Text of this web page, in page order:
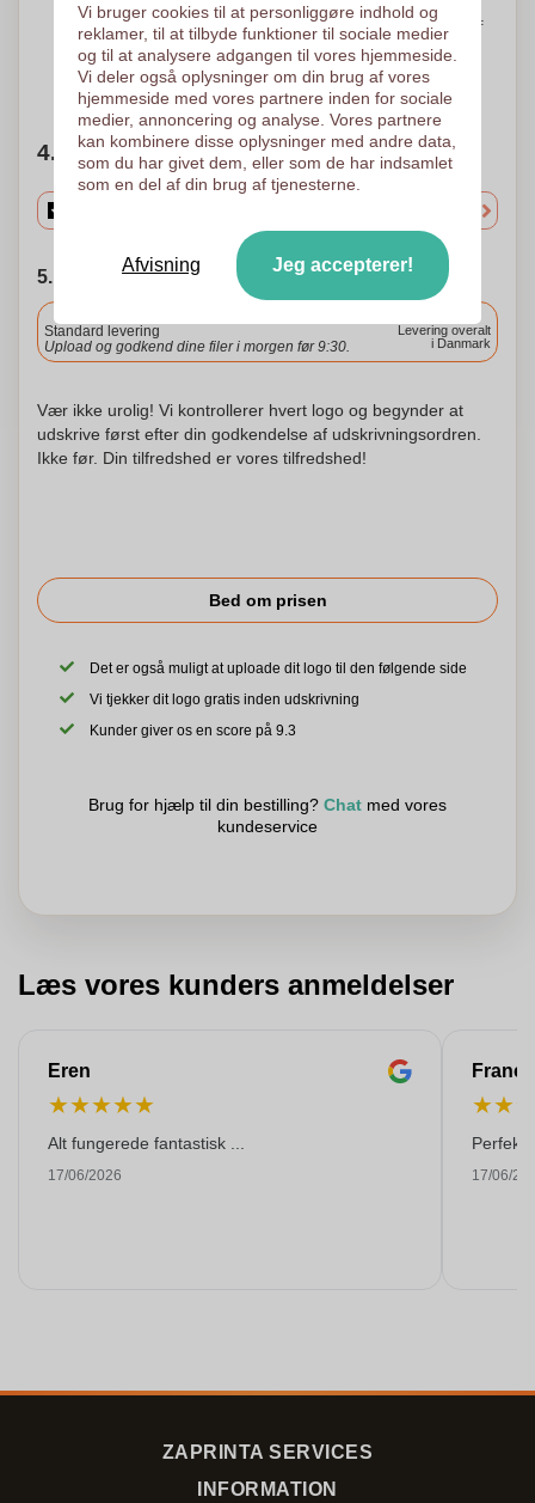
Silketrykoverførsel
60 x 30
Silketrykoverførsel
60 x 30
Digital overførsel / DTF
60 x 30
Brug for hjælp?Hjælp mig med at vælge
4. Vælg mængden
5. Vælg forsendelsesdato
Standard levering
Upload og godkend dine filer i morgen før 9:30.
Levering overalt
i Danmark
Vær ikke urolig! Vi kontrollerer hvert logo og begynder at
udskrive først efter din godkendelse af udskrivningsordren.
Ikke før. Din tilfredshed er vores tilfredshed!
Bed om prisen
Det er også muligt at uploade dit logo til den følgende side
Vi tjekker dit logo gratis inden udskrivning
Kunder giver os en score på 9.3
Brug for hjælp til din bestilling? Chat med vores
kundeservice
Læs vores kunders anmeldelser
Eren
★★★★★
Alt fungerede fantastisk ...
17/06/2026
★★
17/06/
ZAPRINTA SERVICES
INFORMATION
Vi bruger cookies til at personliggøre indhold og
reklamer, til at tilbyde funktioner til sociale medier
og til at analysere adgangen til vores hjemmeside.
Vi deler også oplysninger om din brug af vores
hjemmeside med vores partnere inden for sociale
medier, annoncering og analyse. Vores partnere
kan kombinere disse oplysninger med andre data,
som du har givet dem, eller som de har indsamlet
som en del af din brug af tjenesterne.
Afvisning Jeg accepterer!